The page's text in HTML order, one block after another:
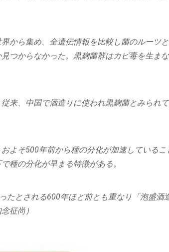
から集め、全遺伝情報を比較し菌のルーツ
つからなかった。黒麹菌群はカビ毒を生ま
来、中国で酒造りに使われ黒麹菌とみられ
よそ500年前から種の分化が加速しているこ
種の分化が早まる特徴がある。
たとされる600年ほど前とも重なり「泡盛酒
征尚）